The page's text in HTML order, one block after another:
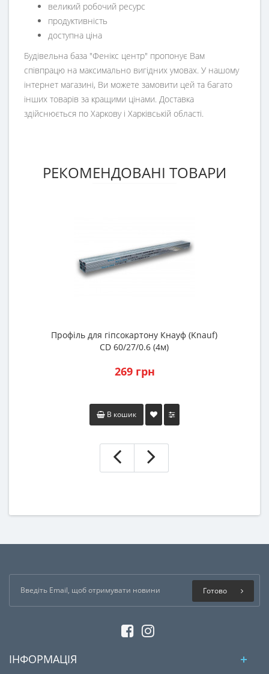
великий робочий ресурс
продуктивність
доступна ціна
Будівельна база "Фенікс центр" пропонує Вам
співпрацю на максимально вигідних умовах. У нашому
інтернет магазині, Ви можете замовити цей та багато
інших товарів за кращими цінами. Доставка
здійснюється по Харкову і Харківській області.
РЕКОМЕНДОВАНІ ТОВАРИ
Профіль для гіпсокартону Кнауф (Knauf)
CD 60/27/0.6 (4м)
269 грн
В кошик
Готово
ІНФОРМАЦІЯ